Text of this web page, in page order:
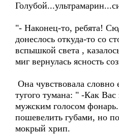
"- Наконец-то, ребята!
донеслось откуда-то со
вспышкой света ,
миг вернулась ясность
Она чувствовала
тугого тумана: " -Как
мужским голосом
пошевелить губами, но
мокрый хрип.